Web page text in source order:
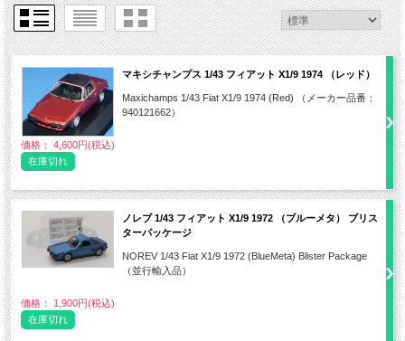
マキシチャンプス 1/43 フィアット X1/9 1974 （レッド）
Maxichamps 1/43 Fiat X1/9 1974 (Red) （メーカー品番：
940121662）
価格： 4,600円(税込)
在庫切れ
ノレブ 1/43 フィアット X1/9 1972 （ブルーメタ） ブリス
ターパッケージ
NOREV 1/43 Fiat X1/9 1972 (BlueMeta) Blister Package
（並行輸入品）
価格： 1,900円(税込)
在庫切れ